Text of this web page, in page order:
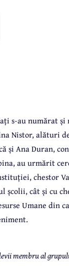
s-au numărat
Nistor, alături
și Ana Duran,
au urmărit
chestor
școlii, cât și cu
Umane
membru al